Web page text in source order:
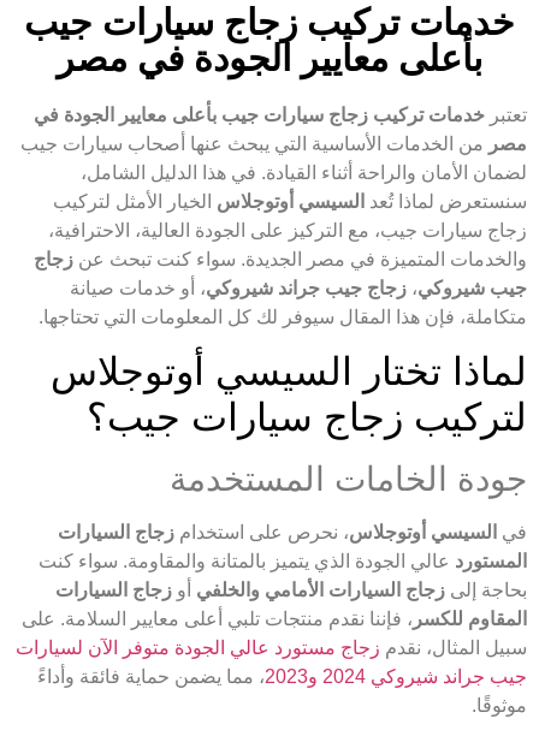
خدمات تركيب زجاج سيارات جيب
بأعلى معايير الجودة في مصر
تعتبر خدمات تركيب زجاج سيارات جيب بأعلى معايير الجودة في
مصر من الخدمات الأساسية التي يبحث عنها أصحاب سيارات جيب
لضمان الأمان والراحة أثناء القيادة. في هذا الدليل الشامل،
سنستعرض لماذا تُعد السيسي أوتوجلاس الخيار الأمثل لتركيب
زجاج سيارات جيب، مع التركيز على الجودة العالية، الاحترافية،
والخدمات المتميزة في مصر الجديدة. سواء كنت تبحث عن زجاج
جيب شيروكي، زجاج جيب جراند شيروكي، أو خدمات صيانة
متكاملة، فإن هذا المقال سيوفر لك كل المعلومات التي تحتاجها.
لماذا تختار السيسي أوتوجلاس
لتركيب زجاج سيارات جيب؟
جودة الخامات المستخدمة
في السيسي أوتوجلاس، نحرص على استخدام زجاج السيارات
المستورد عالي الجودة الذي يتميز بالمتانة والمقاومة. سواء كنت
بحاجة إلى زجاج السيارات الأمامي والخلفي أو زجاج السيارات
المقاوم للكسر ، فإننا نقدم منتجات تلبي أعلى معايير السلامة. على
سبيل المثال، نقدم زجاج مستورد عالي الجودة متوفر الآن لسيارات
جيب جراند شيروكي 2024 و2023
، مما يضمن حماية فائقة وأداءً
موثوقًا.